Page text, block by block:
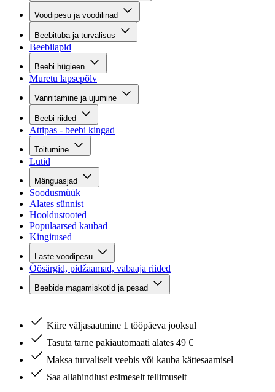
Voodipesu ja voodilinad
Beebituba ja turvalisus
Beebilapid
Beebi hügieen
Muretu lapsepõlv
Vannitamine ja ujumine
Beebi riided
Attipas - beebi kingad
Toitumine
Lutid
Mänguasjad
Soodusmüük
Alates sünnist
Hooldustooted
Populaarsed kaubad
Kingitused
Laste voodipesu
Öösärgid, pidžaamad, vabaaja riided
Beebide magamiskotid ja pesad
Kiire väljasaatmine 1 tööpäeva jooksul
Tasuta tarne pakiautomaati alates 49 €
Maksa turvaliselt veebis või kauba kättesaamisel
Saa allahindlust esimeselt tellimuselt